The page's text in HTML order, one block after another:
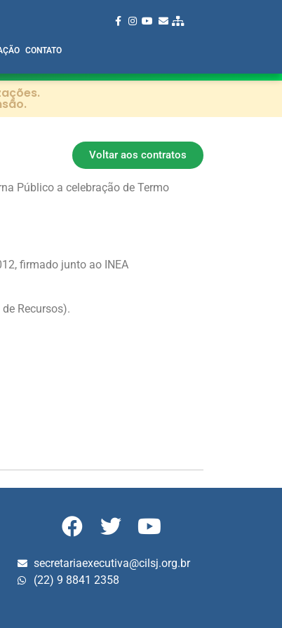
CONTATO
Voltar aos contratos
Público a celebração de Termo
firmado junto ao INEA
Recursos).
secretariaexecutiva@cilsj.org.br
(22) 9 8841 2358